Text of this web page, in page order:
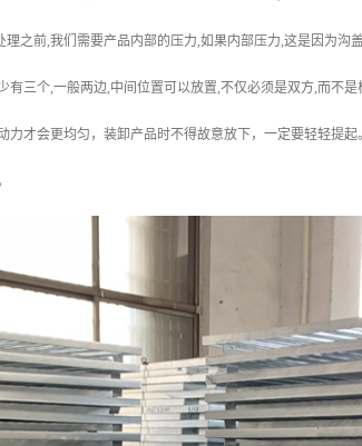
之前,我们需要产品内部的压力,如果内部压力,这是因为
三个,一般两边,中间位置可以放置,不仅必须是双方,而不
力才会更均匀，装卸产品时不得故意放下，一定要轻轻提